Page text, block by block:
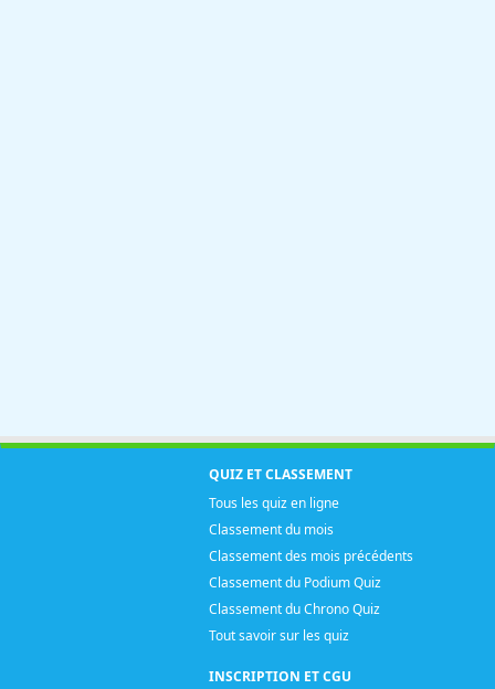
QUIZ ET CLASSEMENT
Tous les quiz en ligne
Classement du mois
Classement des mois précédents
Classement du Podium Quiz
Classement du Chrono Quiz
Tout savoir sur les quiz
INSCRIPTION ET CGU